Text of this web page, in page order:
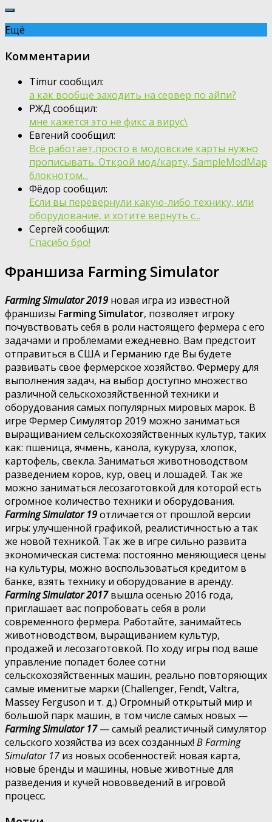
Ещё
Комментарии
Timur сообщил:
а как вообще заходить на сервер по айпи?
РЖД сообщил:
мне кажется это не фикс а вирус\
Евгений сообщил:
Всё работает,просто в модовские карты нужно
прописывать. Открой мод/карту, SampleModMap
блокнотом...
Фёдор сообщил:
Если вы перевернули какую-либо технику, или
оборудование, и хотите вернуть с...
Сергей сообщил:
Спасибо бро!
Франшиза Farming Simulator
Farming Simulator 2019 новая игра из известной
франшизы Farming Simulator, позволяет игроку
почувствовать себя в роли настоящего фермера с его
задачами и проблемами ежедневно. Вам предстоит
отправиться в США и Германию где Вы будете
развивать свое фермерское хозяйство. Фермеру для
выполнения задач, на выбор доступно множество
различной сельскохозяйственной техники и
оборудования самых популярных мировых марок. В
игре Фермер Симулятор 2019 можно заниматься
выращиванием сельскохозяйственных культур, таких
как: пшеница, ячмень, канола, кукуруза, хлопок,
картофель, свекла. Заниматься животноводством
разведением коров, кур, овец и лошадей. Так же
можно заниматься лесозаготовкой для которой есть
огромное количество техники и оборудования.
Farming Simulator 19отличается от прошлой версии
игры: улучшенной графикой, реалистичностью а так
же новой техникой. Так же в игре сильно развита
экономическая система: постоянно меняющиеся цены
на культуры, можно воспользоваться кредитом в
банке, взять технику и оборудование в аренду.
Farming Simulator 2017вышла осенью 2016 года,
приглашает вас попробовать себя в роли
современного фермера. Работайте, занимайтесь
животноводством, выращиванием культур,
продажей и лесозаготовкой. По ходу игры под ваше
управление попадет более сотни
сельскохозяйственных машин, реально повторяющих
самые именитые марки (Challenger, Fendt, Valtra,
Massey Ferguson и т. д.) Огромный открытый мир и
большой парк машин, в том числе самых новых —
Farming Simulator 17 — самый реалистичный симулятор
сельского хозяйства из всех созданных! В Farming
Simulator 17 из новых особенностей: новая карта,
новые бренды и машины, новые животные для
разведения и кучей нововведений в игровой
процесс.